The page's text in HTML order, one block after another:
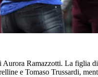
Ramazzotti. La figlia
e Tomaso Trussardi,